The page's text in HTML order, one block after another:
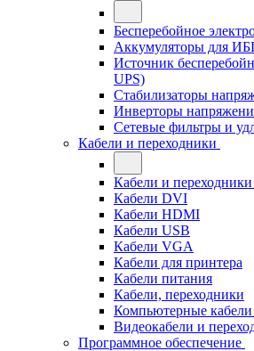
Бесперебойное
Аккумуляторы для
Источник
UPS)
Стабилизаторы
Инверторы
Сетевые фильтры и
Кабели и переходники
Кабели и переходники
Кабели DVI
Кабели HDMI
Кабели USB
Кабели VGA
Кабели для принтера
Кабели питания
Кабели, переходники
Компьютерные
Видеокабели и
Программное обеспечение